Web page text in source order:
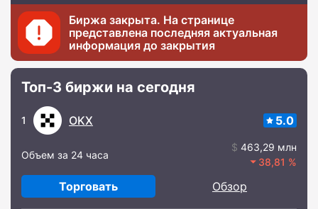
Биржа закрыта. На странице
представлена последняя актуальная
информация до закрытия
Топ-3 биржи на сегодня
1 OKX 5.0
Объем за 24 часа
463,29 млн
38,81
Торговать Обзор